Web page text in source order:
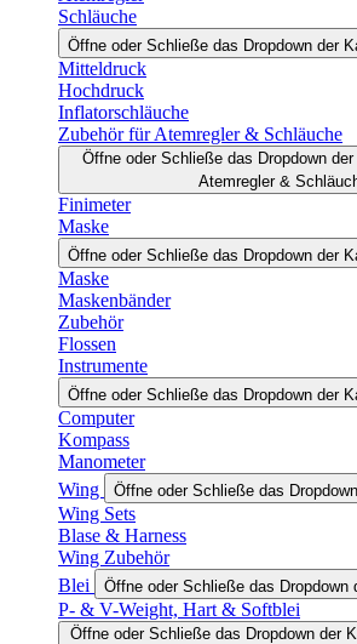
Schläuche
Öffne oder Schließe das Dropdown der
Mitteldruck
Hochdruck
Inflatorschläuche
Zubehör für Atemregler & Schläuche
Öffne oder Schließe das Dropdown
Atemregler &
Finimeter
Maske
Öffne oder Schließe das Dropdown der
Maske
Maskenbänder
Zubehör
Flossen
Instrumente
Öffne oder Schließe das Dropdown der
Computer
Kompass
Manometer
Wing
Öffne oder Schließe das
Wing Sets
Blase & Harness
Wing Zubehör
Blei
Öffne oder Schließe das Dropdown
P- & V-Weight, Hart & Softblei
Öffne oder Schließe das Dropdown der